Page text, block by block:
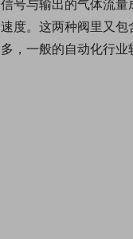
速度。这两种阀里又
多，一般的自动化行业